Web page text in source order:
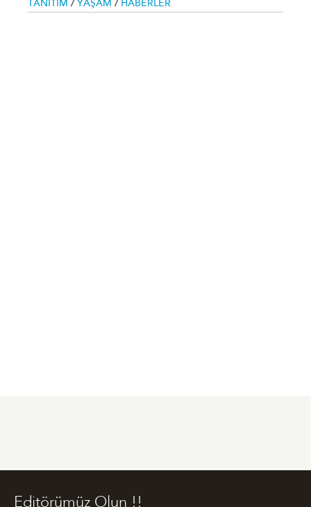
TANITIM / YAŞAM / HABERLER
Editörümüz Olun !!